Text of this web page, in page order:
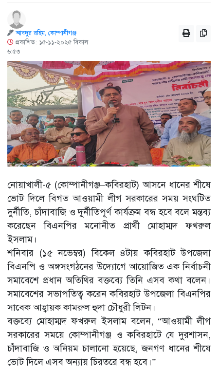
আবদুর রহিম, কোম্পানীগঞ্জ
প্রকাশিত: ১৫-১১-২০২৫ বিকাল
৬:৫৩
নোয়াখালী-৫ (কোম্পানীগঞ্জ–কবিরহাট) আসনে ধানের শীষে
ভোট দিলে বিগত আওয়ামী লীগ সরকারের সময় সংঘটিত
দুর্নীতি, চাঁদাবাজি ও দুর্নীতিপূর্ণ কার্যক্রম বন্ধ হবে বলে মন্তব্য
করেছেন বিএনপির মনোনীত প্রার্থী মোহাম্মদ ফখরুল
ইসলাম।
শনিবার (১৫ নভেম্বর) বিকেল ৪টায় কবিরহাট উপজেলা
বিএনপি ও অঙ্গসংগঠনের উদ্যোগে আয়োজিত এক নির্বাচনী
সমাবেশে প্রধান অতিথির বক্তব্যে তিনি এসব কথা বলেন।
সমাবেশের সভাপতিত্ব করেন কবিরহাট উপজেলা বিএনপির
সাবেক আহ্বায়ক কামরুল হুদা চৌধুরী লিটন।
বক্তব্যে মোহাম্মদ ফখরুল ইসলাম বলেন, “আওয়ামী লীগ
সরকারের সময়ে কোম্পানীগঞ্জ ও কবিরহাটে যে দুরশাসন,
চাঁদাবাজি ও অনিয়ম চালানো হয়েছে, জনগণ ধানের শীষে
ভোট দিলে এসব অন্যায় চিরতরে বন্ধ হবে।”